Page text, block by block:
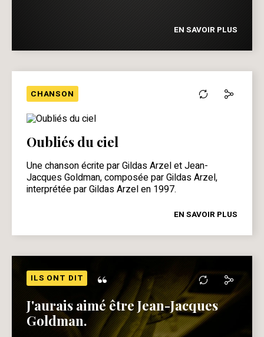
EN SAVOIR PLUS
CHANSON
Oubliés du ciel
Une chanson écrite par Gildas Arzel et Jean-
Jacques Goldman, composée par Gildas Arzel,
interprétée par Gildas Arzel en 1997.
EN SAVOIR PLUS
ILS ONT DIT “
J'aurais aimé être Jean-Jacques
Goldman.